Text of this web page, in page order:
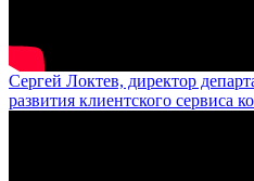
Сергей Локтев, директор
развития клиентского сервиса